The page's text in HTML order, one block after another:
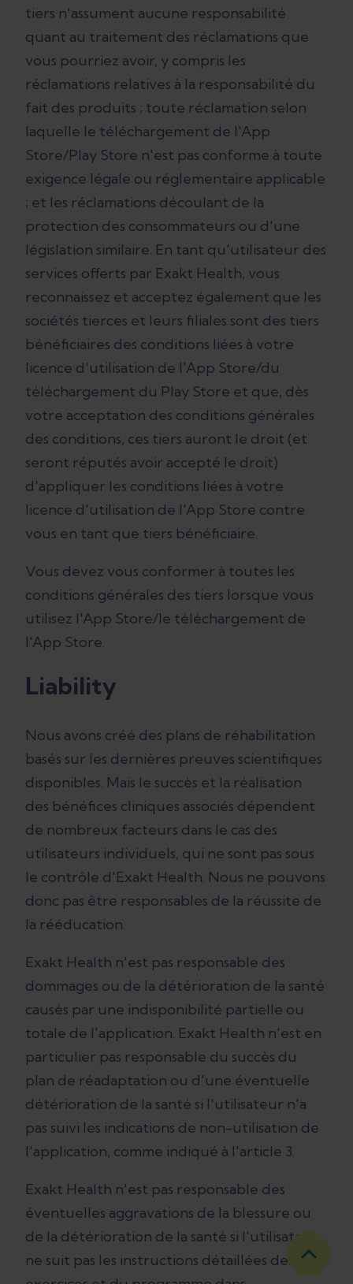
tiers n'assument aucune responsabilité
quant au traitement des réclamations que
vous pourriez avoir, y compris les
réclamations relatives à la responsabilité du
fait des produits ; toute réclamation selon
laquelle le téléchargement de l'App
Store/Play Store n'est pas conforme à toute
exigence légale ou réglementaire applicable
; et les réclamations découlant de la
protection des consommateurs ou d'une
législation similaire. En tant qu'utilisateur des
services offerts par Exakt Health, vous
reconnaissez et acceptez également que les
sociétés tierces et leurs filiales sont des tiers
bénéficiaires des conditions liées à votre
licence d'utilisation de l'App Store/du
téléchargement du Play Store et que, dès
votre acceptation des conditions générales
des conditions, ces tiers auront le droit (et
seront réputés avoir accepté le droit)
d'appliquer les conditions liées à votre
licence d'utilisation de l'App Store contre
vous en tant que tiers bénéficiaire.
Vous devez vous conformer à toutes les
conditions générales des tiers lorsque vous
utilisez l'App Store/le téléchargement de
l'App Store.
Liability
Nous avons créé des plans de réhabilitation
basés sur les dernières preuves scientifiques
disponibles. Mais le succès et la réalisation
des bénéfices cliniques associés dépendent
de nombreux facteurs dans le cas des
utilisateurs individuels, qui ne sont pas sous
le contrôle d'Exakt Health. Nous ne pouvons
donc pas être responsables de la réussite de
la rééducation.
Exakt Health n'est pas responsable des
dommages ou de la détérioration de la santé
causés par une indisponibilité partielle ou
totale de l'application. Exakt Health n'est en
particulier pas responsable du succès du
plan de réadaptation ou d'une éventuelle
détérioration de la santé si l'utilisateur n'a
pas suivi les indications de non-utilisation de
l'application, comme indiqué à l'article 3.
Exakt Health n'est pas responsable des
éventuelles aggravations de la blessure ou
de la détérioration de la santé si l'utilisateur
ne suit pas les instructions détaillées des